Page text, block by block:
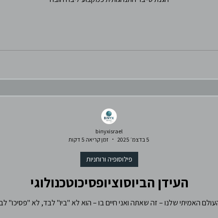
בלשנות
העידן הביוסוציופסיכוטכנולוגי
העולם האמיתי שלנו – זה שאתה ואני חיים בו – הוא לא "ביו" לבד, לא "פסיכו"
פילוסופיה ורוחניות
binyxisrael
5 בדצמ׳ 2025
זמן קריאה 5 דקות